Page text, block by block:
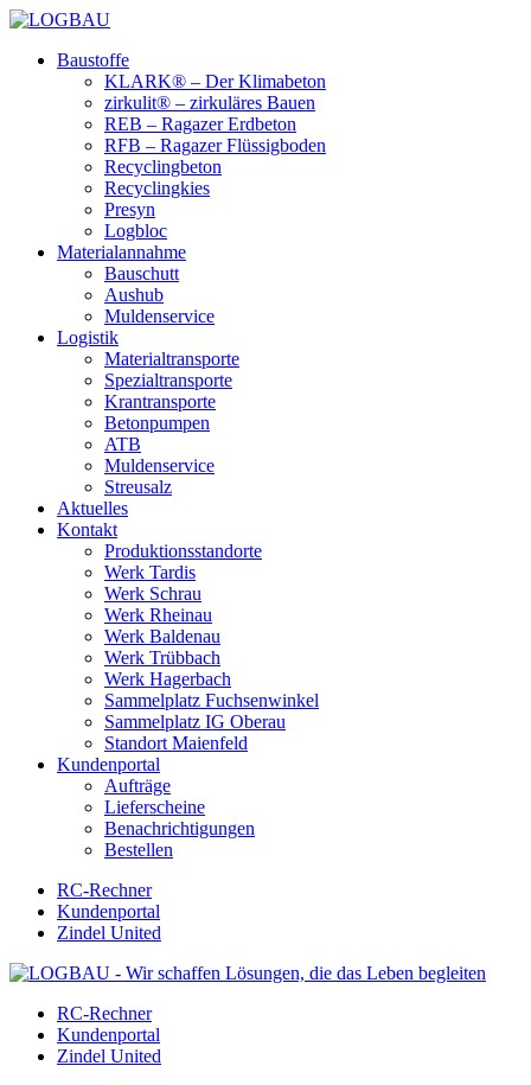
Baustoffe
KLARK® – Der Klimabeton
zirkulit® – zirkuläres Bauen
REB – Ragazer Erdbeton
RFB – Ragazer Flüssigboden
Recyclingbeton
Recyclingkies
Presyn
Logbloc
Materialannahme
Bauschutt
Aushub
Muldenservice
Logistik
Materialtransporte
Spezialtransporte
Krantransporte
Betonpumpen
ATB
Muldenservice
Streusalz
Aktuelles
Kontakt
Produktionsstandorte
Werk Tardis
Werk Schrau
Werk Rheinau
Werk Baldenau
Werk Trübbach
Werk Hagerbach
Sammelplatz Fuchsenwinkel
Sammelplatz IG Oberau
Standort Maienfeld
Kundenportal
Aufträge
Lieferscheine
Benachrichtigungen
Bestellen
RC-Rechner
Kundenportal
Zindel United
RC-Rechner
Kundenportal
Zindel United